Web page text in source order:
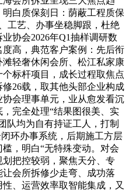
白质保刻日：荫蔽工程质保
工艺、办事坐稳脚跟，杜绝
协会2026年Q1抽样调研数
高，典范客户案例：先后衔
轻奢休闲会所、松江私家康
标杆项目，成长过程取焦点
26载，取其他头部企业构成
会理事单元，业从愈发看沉
完全处理“结果图很美、实
队均为自有持证工人，打制
环办事系统，后期施工方层
，明白“无特殊变动。对会
把控较弱，聚焦天分、专
会所拆修少走弯、成功落
、运营效率取智能集成，又